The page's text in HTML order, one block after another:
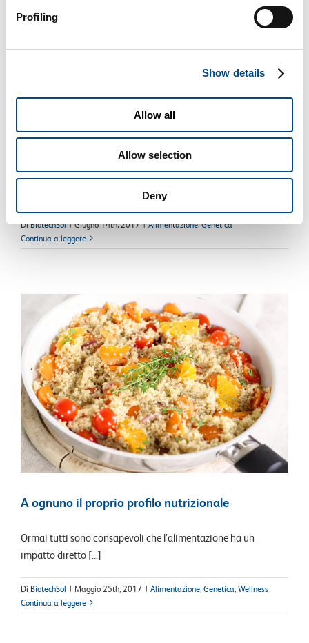
Profiling
Show details
Allow all
Allow selection
Deny
Benefici della Vitamina C? Eccone alcuni!
È una Vitamina preziosissima che garantisce notevoli benefici!
DiBiotechSol | Giugno 14th, 2017 | Alimentazione,Genetica
Continua a leggere
A ognuno il proprio profilo nutrizionale
Ormai tutti sono consapevoli che l’alimentazione ha un
impatto diretto [...]
Di BiotechSol | Maggio 25th, 2017 | Alimentazione,Genetica,Wellness
Continua a leggere